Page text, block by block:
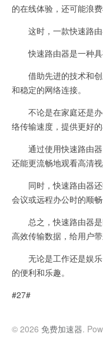
的在线体验，还可能浪费
这时，一款快速路由
快速路由器是一种具
借助先进的技术和创
和稳定的网络连接。
不论是在家庭还是办
络传输速度，提供更好的
通过使用快速路由器
还能更流畅地观看高清视
同时，快速路由器还
会议或远程办公时的顺畅
总之，快速路由器是
高效传输数据，给用户
无论是工作还是娱乐
的便利和乐趣。
#27#
© 2026 免费加速器.